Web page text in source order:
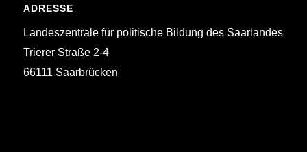
ADRESSE
Landeszentrale für politische Bildung des Saarlandes
Trierer Straße 2-4
66111 Saarbrücken